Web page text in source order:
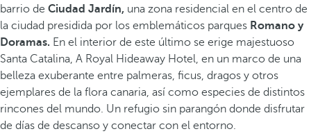
barrio de Ciudad Jardín, una zona residencial en el centro de
la ciudad presidida por los emblemáticos parques Romano y
Doramas. En el interior de este último se erige majestuoso
Santa Catalina, A Royal Hideaway Hotel, en un marco de una
belleza exuberante entre palmeras, ficus, dragos y otros
ejemplares de la flora canaria, así como especies de distintos
rincones del mundo. Un refugio sin parangón donde disfrutar
de días de descanso y conectar con el entorno.